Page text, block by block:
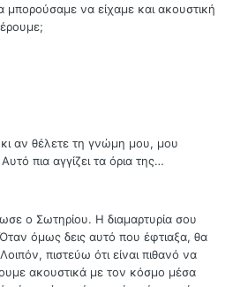
μπορούσαμε να είχαμε και ακουστική
αν θέλετε τη γνώμη μου, μου
πια αγγίζει τα όρια της…
ο Σωτηρίου. Η διαμαρτυρία σου
όμως δεις αυτό που έφτιαξα, θα
πιστεύω ότι είναι πιθανό να
ακουστικά με τον κόσμο μέσα